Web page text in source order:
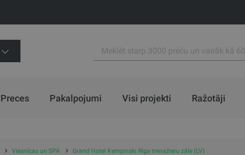
Preces Pakalpojumi Visi projekti Ražotāji
Viesnīcas un SPA Grand Hotel Kempinski Riga trenažieru zāle (LV)